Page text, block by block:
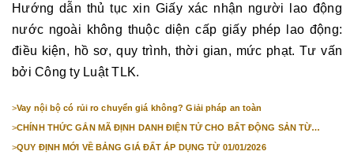
Hướng dẫn thủ tục xin Giấy xác nhận người lao động
nước ngoài không thuộc diện cấp giấy phép lao động:
điều kiện, hồ sơ, quy trình, thời gian, mức phạt. Tư vấn
bởi Công ty Luật TLK.
>Vay nội bộ có rủi ro chuyển giá không? Giải pháp an toàn
>CHÍNH THỨC GẮN MÃ ĐỊNH DANH ĐIỆN TỬ CHO BẤT ĐỘNG SẢN TỪ
>QUY ĐỊNH MỚI VỀ BẢNG GIÁ ĐẤT ÁP DỤNG TỪ 01/01/2026